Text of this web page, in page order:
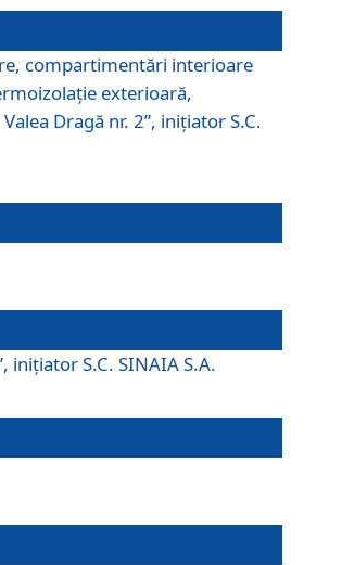
compartimentări interioare
exterioară,
Dragă nr. 2”, iniţiator S.C.
iniţiator S.C. SINAIA S.A.